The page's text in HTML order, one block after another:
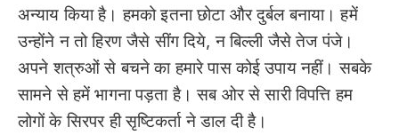
अन्याय किया है। हमको इतना छोटा और दुर्बल बनाया। हमें
उन्होंने न तो हिरण जैसे सींग दिये, न बिल्ली जैसे तेज पंजे।
अपने शत्रुओं से बचने का हमारे पास कोई उपाय नहीं। सबके
सामने से हमें भागना पड़ता है। सब ओर से सारी विपत्ति हम
लोगों के सिरपर ही सृष्टिकर्ता ने डाल दी है।